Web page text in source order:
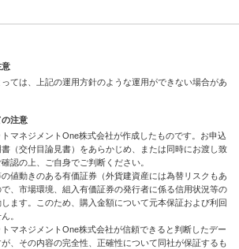
意
ては、上記の運用方針のような運用ができない場合があ
注意
マネジメントOne株式会社が作成したものです。お申込
（交付目論見書）をあらかじめ、または同時にお渡し致
認の上、ご自身でご判断ください。
値動きのある有価証券（外貨建資産には為替リスクもあ
、市場環境、組入有価証券の発行者に係る信用状況等の
ます。このため、購入金額について元本保証および利回
。
マネジメントOne株式会社が信頼できると判断したデー
、その内容の完全性、正確性について同社が保証するも